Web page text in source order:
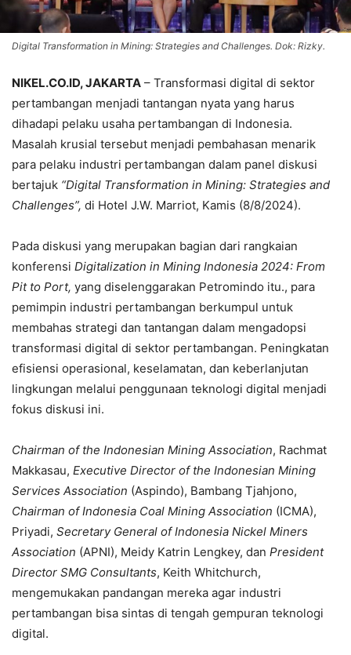
Digital Transformation in Mining: Strategies and Challenges. Dok: Rizky.
NIKEL.CO.ID, JAKARTA – Transformasi digital di sektor
pertambangan menjadi tantangan nyata yang harus
dihadapi pelaku usaha pertambangan di Indonesia.
Masalah krusial tersebut menjadi pembahasan menarik
para pelaku industri pertambangan dalam panel diskusi
bertajuk “Digital Transformation in Mining: Strategies and
Challenges”, di Hotel J.W. Marriot, Kamis (8/8/2024).
Pada diskusi yang merupakan bagian dari rangkaian
konferensi Digitalization in Mining Indonesia 2024: From
Pit to Port, yang diselenggarakan Petromindo itu., para
pemimpin industri pertambangan berkumpul untuk
membahas strategi dan tantangan dalam mengadopsi
transformasi digital di sektor pertambangan. Peningkatan
efisiensi operasional, keselamatan, dan keberlanjutan
lingkungan melalui penggunaan teknologi digital menjadi
fokus diskusi ini.
Chairman of the Indonesian Mining Association, Rachmat
Makkasau, Executive Director of the Indonesian Mining
Services Association (Aspindo), Bambang Tjahjono,
Chairman of Indonesia Coal Mining Association (ICMA),
Priyadi, Secretary General of Indonesia Nickel Miners
Association (APNI), Meidy Katrin Lengkey, dan President
Director SMG Consultants, Keith Whitchurch,
mengemukakan pandangan mereka agar industri
pertambangan bisa sintas di tengah gempuran teknologi
digital.